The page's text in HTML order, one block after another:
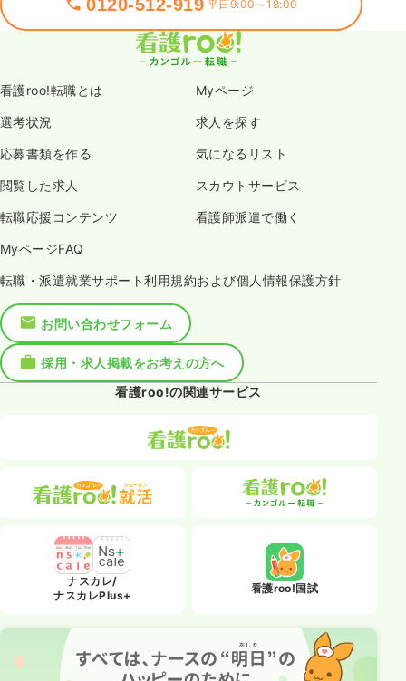
0120-512-919 平日9:00～18:00
看護roo!転職とは Myページ
選考状況 求人を探す
応募書類を作る 気になるリスト
閲覧した求人 スカウトサービス
転職応援コンテンツ 看護師派遣で働く
MyページFAQ
転職・派遣就業サポート利用規約および個人情報保護方針
お問い合わせフォーム
採用・求人掲載をお考えの方へ
看護roo!の関連サービス
ナスカレ/
ナスカレPlus+
看護roo!国試